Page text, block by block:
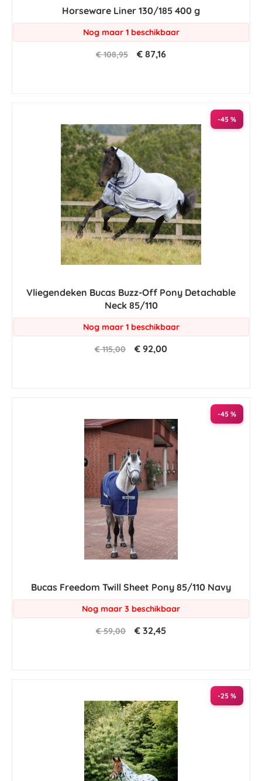
Horseware Liner 130/185 400 g
Nog maar 1 beschikbaar
€ 108,95 € 87,16
-45 %
Vliegendeken Bucas Buzz-Off Pony Detachable
Neck 85/110
Nog maar 1 beschikbaar
€ 115,00 € 92,00
-45 %
Bucas Freedom Twill Sheet Pony 85/110 Navy
Nog maar 3 beschikbaar
€ 59,00 € 32,45
-25 %